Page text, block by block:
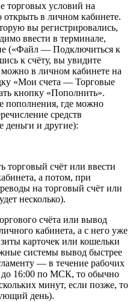
торговых условий на
в личном кабинете.
вы регистрировались,
ввести в терминале,
(«Файл — Подключиться к
к счёту, вы увидите
в личном кабинете на
«Мои счета — Торговые
кнопку «Пополнить».
пополнения, где можно
средств
деньги и другие):
счёт или ввести
а потом, при
на торговый счёт или
несколько).
счёта или вывод
кабинета, а с него уже
карточек или кошельки
системы вывод быстрее
— в течение рабочих
до 16:00 по МСК, то обычно
минут, если позже, то
день).